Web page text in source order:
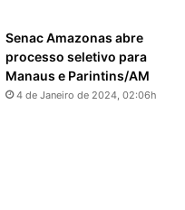
Senac Amazonas abre
processo seletivo para
Manaus e Parintins/AM
4 de Janeiro de 2024, 02:06h